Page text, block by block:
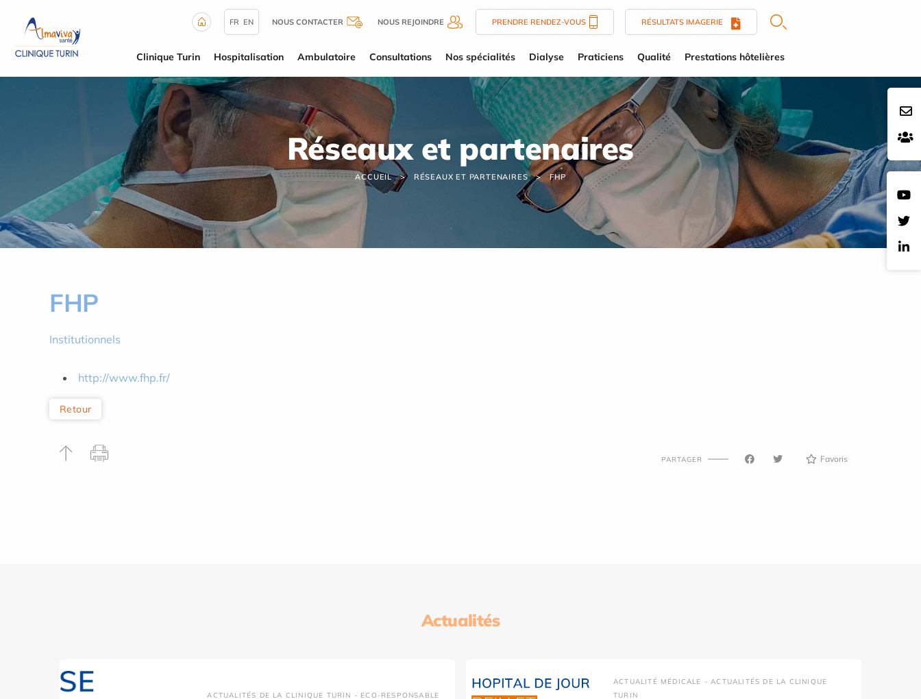
FR EN NOUS CONTACTER NOUS REJOINDRE PRENDRE RENDEZ-VOUS RÉSULTATS IMAGERIE
Clinique Turin Hospitalisation Ambulatoire Consultations Nos spécialités Dialyse Praticiens Qualité Prestations hôtelières
Réseaux et partenaires
ACCUEIL RÉSEAUX ET PARTENAIRES FHP
FHP
Institutionnels
http://www.fhp.fr/
Retour
PARTAGER Favoris
Actualités
ACTUALITÉS DE LA CLINIQUE TURIN - ECO-RESPONSABLE
ACTUALITÉ MÉDICALE - ACTUALITÉS DE LA CLINIQUE
TURIN